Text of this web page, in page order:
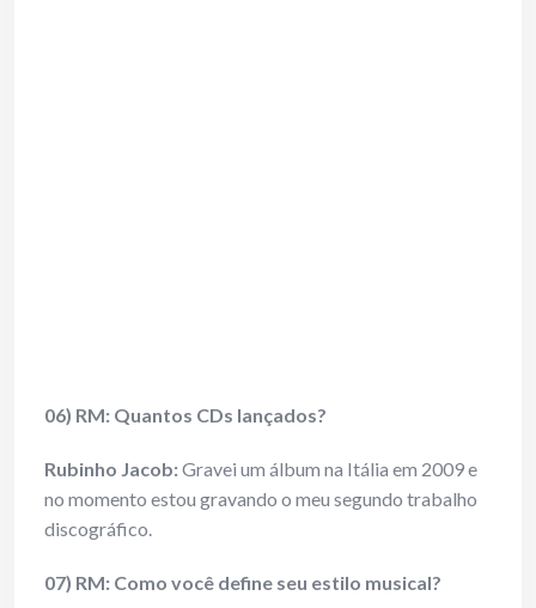
06) RM: Quantos CDs lançados?
Rubinho Jacob:Gravei um álbum na Itália em 2009 e
no momento estou gravando o meu segundo trabalho
discográfico.
07) RM: Como você define seu estilo musical?